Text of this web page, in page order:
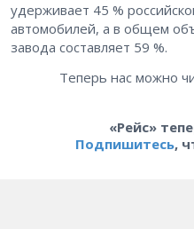
удерживает 45 %
автомобилей, а в общем
завода составляет 59 %.
Теперь нас можно
«Рейс»
Подпишитесь,